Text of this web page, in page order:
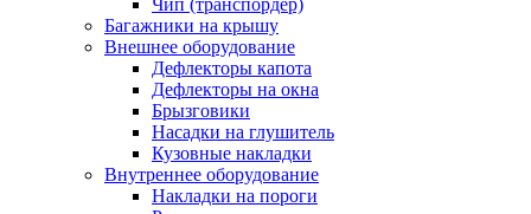
Чип (транспордер)
Багажники на крышу
Внешнее оборудование
Дефлекторы капота
Дефлекторы на окна
Брызговики
Насадки на глушитель
Кузовные накладки
Внутреннее оборудование
Накладки на пороги